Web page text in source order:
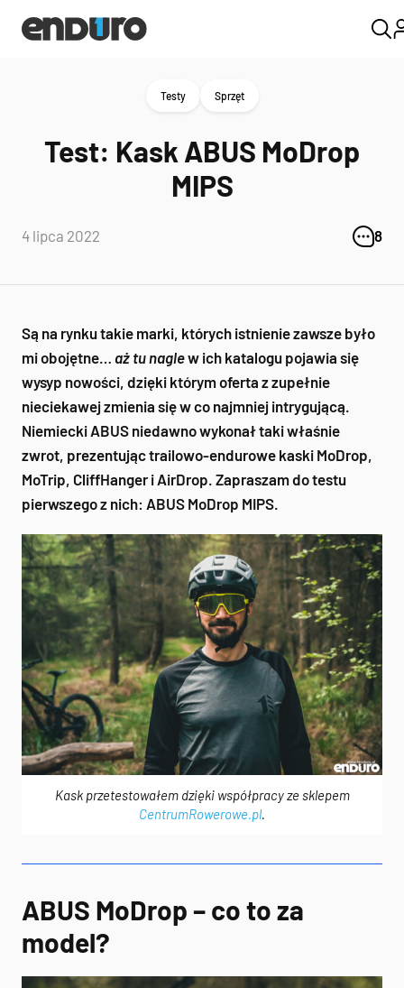
Testy Sprzęt
Test: Kask ABUS MoDrop
MIPS
4 lipca 2022 8
Są na rynku takie marki, których istnienie zawsze było
mi obojętne… aż tu naglew ich katalogu pojawia się
wysyp nowości, dzięki którym oferta z zupełnie
nieciekawej zmienia się w co najmniej intrygującą.
Niemiecki ABUS niedawno wykonał taki właśnie
zwrot, prezentując trailowo-endurowe kaski MoDrop,
MoTrip, CliffHanger i AirDrop. Zapraszam do testu
pierwszego z nich: ABUS MoDrop MIPS.
Kask przetestowałem dzięki współpracy ze sklepem
CentrumRowerowe.pl.
ABUS MoDrop – co to za
model?